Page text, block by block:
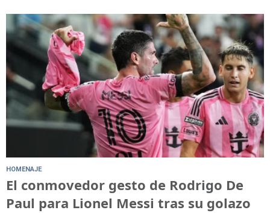
HOMENAJE
El conmovedor gesto de Rodrigo De
Paul para Lionel Messi tras su golazo